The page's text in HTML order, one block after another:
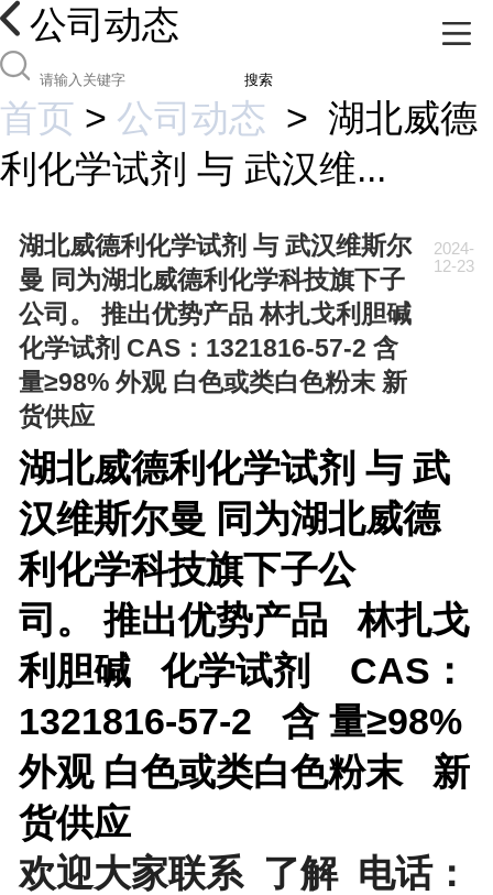
公司动态
搜索
首页 > 公司动态 > 湖北威德
利化学试剂 与 武汉维...
湖北威德利化学试剂 与 武汉维斯尔
曼 同为湖北威德利化学科技旗下子
公司。 推出优势产品 林扎戈利胆碱
化学试剂 CAS：1321816-57-2 含
量≥98% 外观 白色或类白色粉末 新
货供应
2024-
12-23
湖北威德利化学试剂 与 武
汉维斯尔曼 同为湖北威德
利化学科技旗下子公
司。推出优势产品
林扎戈
利胆碱 化学试剂 CAS：
1321816-57-2 含 量≥98%
外观 白色或类白色粉末 新
货供应
欢迎大家联系 了解 电话：